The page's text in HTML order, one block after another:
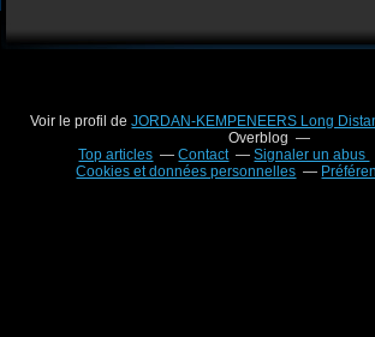
Voir le profil deJORDAN-KEMPENEERS Long
Overblog
Top articles
Contact Signaler un abus
Cookies et données personnelles